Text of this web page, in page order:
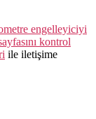
engelleyiciyi
kontrol
ile iletişime